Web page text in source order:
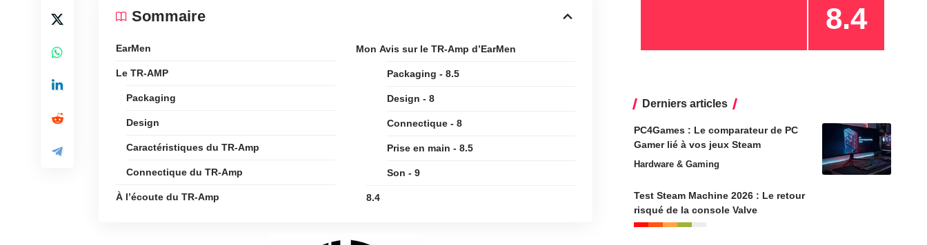
Sommaire
EarMen
Le TR-AMP
Packaging
Design
Caractéristiques du TR-Amp
Connectique du TR-Amp
À l’écoute du TR-Amp
Mon Avis sur le TR-Amp d’EarMen
Packaging - 8.5
Design - 8
Connectique - 8
Prise en main - 8.5
Son - 9
8.4
8.4
Derniers articles
PC4Games : Le comparateur de PC
Gamer lié à vos jeux Steam
Hardware & Gaming
Test Steam Machine 2026 : Le retour
risqué de la console Valve